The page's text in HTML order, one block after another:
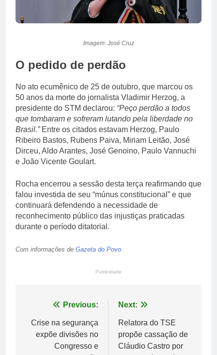
Imagem: José Cruz
O pedido de perdão
No ato ecumênico de 25 de outubro, que marcou os
50 anos da morte do jornalista Vladimir Herzog, a
presidente do STM declarou: “Peço perdão a todos
que tombaram e sofreram lutando pela liberdade no
Brasil.”Entre os citados estavam Herzog, Paulo
Ribeiro Bastos, Rubens Paiva, Miriam Leitão, José
Dirceu, Aldo Arantes, José Genoino, Paulo Vannuchi
e João Vicente Goulart.
Rocha encerrou a sessão desta terça reafirmando que
falou investida de seu “múnus constitucional” e que
continuará defendendo a necessidade de
reconhecimento público das injustiças praticadas
durante o período ditatorial.
Com informações de Gazeta do Povo
Publicidade
Navegação
de
Post
Previous:
Crise na segurança
expõe divisões no
Congresso e
Next:
Relatora do TSE
propõe cassação de
Cláudio Castro por